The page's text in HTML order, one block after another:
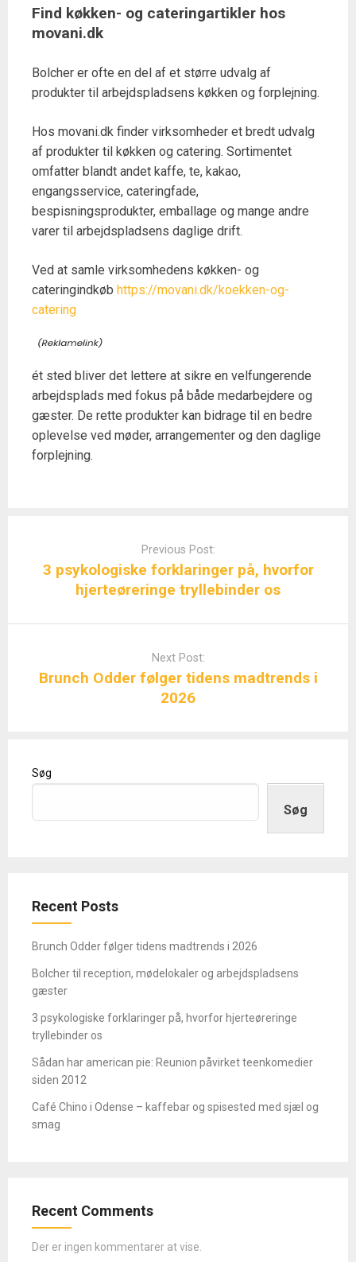
Find køkken- og cateringartikler hos
movani.dk
Bolcher er ofte en del af et større udvalg af
produkter til arbejdspladsens køkken og forplejning.
Hos movani.dk finder virksomheder et bredt udvalg
af produkter til køkken og catering. Sortimentet
omfatter blandt andet kaffe, te, kakao,
engangsservice, cateringfade,
bespisningsprodukter, emballage og mange andre
varer til arbejdspladsens daglige drift.
Ved at samle virksomhedens køkken- og
cateringindkøb https://movani.dk/koekken-og-
catering
ét sted bliver det lettere at sikre en velfungerende
arbejdsplads med fokus på både medarbejdere og
gæster. De rette produkter kan bidrage til en bedre
oplevelse ved møder, arrangementer og den daglige
forplejning.
Previous Post:
3 psykologiske forklaringer på, hvorfor
hjerteøreringe tryllebinder os
Next Post:
Brunch Odder følger tidens madtrends i
2026
Søg
Søg
Recent Posts
Brunch Odder følger tidens madtrends i 2026
Bolcher til reception, mødelokaler og arbejdspladsens
gæster
3 psykologiske forklaringer på, hvorfor hjerteøreringe
tryllebinder os
Sådan har american pie: Reunion påvirket teenkomedier
siden 2012
Café Chino i Odense – kaffebar og spisested med sjæl og
smag
Recent Comments
Der er ingen kommentarer at vise.